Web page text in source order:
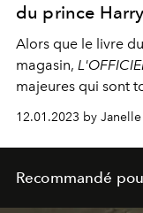
du prince
Alors que le livre
magasin,
majeures qui sont
12.01.2023 by Janelle
Recommandé